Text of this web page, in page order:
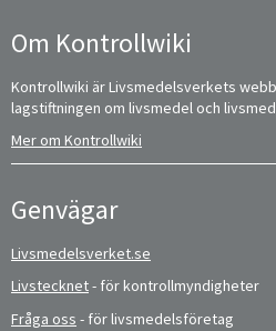
Om Kontrollwiki
Kontrollwiki är Livsmedelsverkets
lagstiftningen om livsmedel och
Mer om Kontrollwiki
Genvägar
Livsmedelsverket.se
Livstecknet- för kontrollmyndigheter
Fråga oss - för livsmedelsföretag